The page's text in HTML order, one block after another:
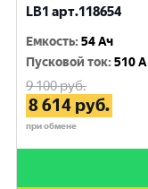
LB1 арт.118654
Емкость:54 Ач
Пусковой ток:510 A
9 100руб.
8 614 руб.
при обмене